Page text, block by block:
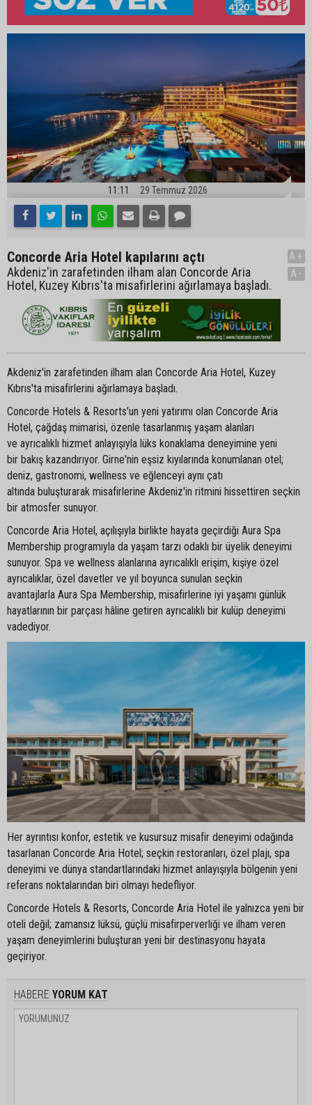
11:11 29 Temmuz 2026
Concorde Aria Hotel kapılarını açtı
Akdeniz'in zarafetinden ilham alan Concorde Aria
Hotel, Kuzey Kıbrıs'ta misafirlerini ağırlamaya başladı.
A+
A-
Akdeniz'in zarafetinden ilham alan Concorde Aria Hotel, Kuzey
Kıbrıs'ta misafirlerini ağırlamaya başladı.
Concorde Hotels & Resorts'un yeni yatırımı olan Concorde Aria
Hotel, çağdaş mimarisi, özenle tasarlanmış yaşam alanları
ve ayrıcalıklı hizmet anlayışıyla lüks konaklama deneyimine yeni
bir bakış kazandırıyor. Girne'nin eşsiz kıyılarında konumlanan otel;
deniz, gastronomi, wellness ve eğlenceyi aynı çatı
altında buluşturarak misafirlerine Akdeniz'in ritmini hissettiren seçkin
bir atmosfer sunuyor.
Concorde Aria Hotel, açılışıyla birlikte hayata geçirdiği Aura Spa
Membership programıyla da yaşam tarzı odaklı bir üyelik deneyimi
sunuyor. Spa ve wellness alanlarına ayrıcalıklı erişim, kişiye özel
ayrıcalıklar, özel davetler ve yıl boyunca sunulan seçkin
avantajlarla Aura Spa Membership, misafirlerine iyi yaşamı günlük
hayatlarının bir parçası hâline getiren ayrıcalıklı bir kulüp deneyimi
vadediyor.
Her ayrıntısı konfor, estetik ve kusursuz misafir deneyimi odağında
tasarlanan Concorde Aria Hotel; seçkin restoranları, özel plajı, spa
deneyimi ve dünya standartlarındaki hizmet anlayışıyla bölgenin yeni
referans noktalarından biri olmayı hedefliyor.
Concorde Hotels & Resorts, Concorde Aria Hotel ile yalnızca yeni bir
oteli değil; zamansız lüksü, güçlü misafirperverliği ve ilham veren
yaşam deneyimlerini buluşturan yeni bir destinasyonu hayata
geçiriyor.
HABERE YORUM KAT